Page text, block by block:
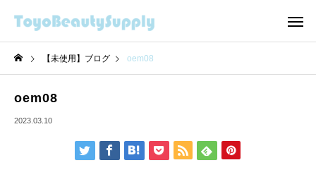
【未使用】ブログ oem08
oem08
2023.03.10